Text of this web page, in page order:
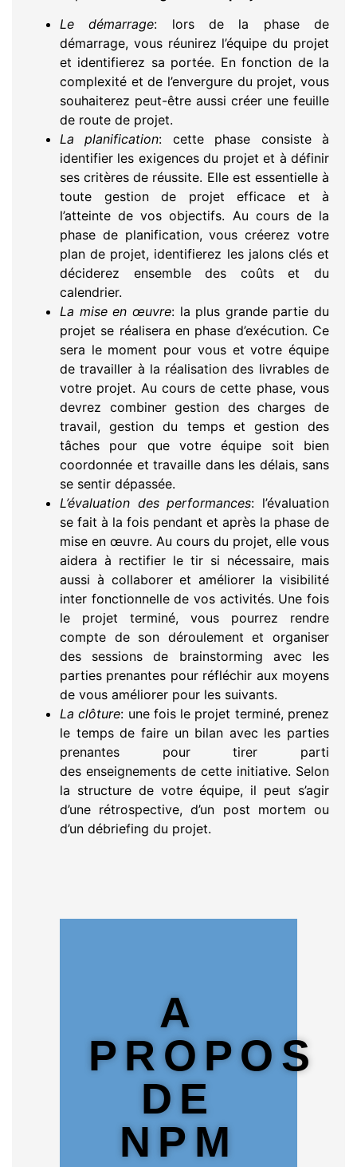
Le démarrage: lors de la phase de
démarrage, vous réunirez l’équipe du projet
et identifierez sa portée. En fonction de la
complexité et de l’envergure du projet, vous
souhaiterez peut-être aussi créer une feuille
de route de projet.
La planification: cette phase consiste à
identifier les exigences du projet et à définir
ses critères de réussite. Elle est essentielle à
toute gestion de projet efficace et à
l’atteinte de vos objectifs. Au cours de la
phase de planification, vous créerez votre
plan de projet, identifierez les jalons clés et
déciderez ensemble des coûts et du
calendrier.
La mise en œuvre: la plus grande partie du
projet se réalisera en phase d’exécution. Ce
sera le moment pour vous et votre équipe
de travailler à la réalisation des livrables de
votre projet. Au cours de cette phase, vous
devrez combiner gestion des charges de
travail, gestion du temps et gestion des
tâches pour que votre équipe soit bien
coordonnée et travaille dans les délais, sans
se sentir dépassée.
L’évaluation des performances: l’évaluation
se fait à la fois pendant et après la phase de
mise en œuvre. Au cours du projet, elle vous
aidera à rectifier le tir si nécessaire, mais
aussi à collaborer et améliorer la visibilité
inter fonctionnelle de vos activités. Une fois
le projet terminé, vous pourrez rendre
compte de son déroulement et organiser
des sessions de brainstorming avec les
parties prenantes pour réfléchir aux moyens
de vous améliorer pour les suivants.
La clôture: une fois le projet terminé, prenez
le temps de faire un bilan avec les parties
prenantes pour tirer parti
des enseignements de cette initiative. Selon
la structure de votre équipe, il peut s’agir
d’une rétrospective, d’un post mortem ou
d’un débriefing du projet.
A
PROPOS
DE
NPM